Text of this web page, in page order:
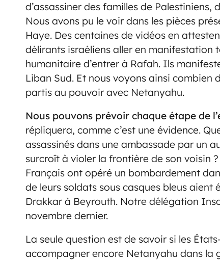
d’assassiner des familles de Palestiniens,
Nous avons pu le voir dans les pièces
Haye. Des centaines de vidéos en
délirants israéliens aller en manifestation
humanitaire d’entrer à Rafah. Ils
Liban Sud. Et nous voyons ainsi combien
partis au pouvoir avec Netanyahu.
Nous pouvons prévoir chaque étape de
répliquera, comme c’est une évidence.
assassinés dans une ambassade par un
surcroît à violer la frontière de son voisin
Français ont opéré un bombardement
de leurs soldats sous casques bleus aient
Drakkar à Beyrouth. Notre délégation
novembre dernier.
La seule question est de savoir si les
accompagner encore Netanyahu dans la